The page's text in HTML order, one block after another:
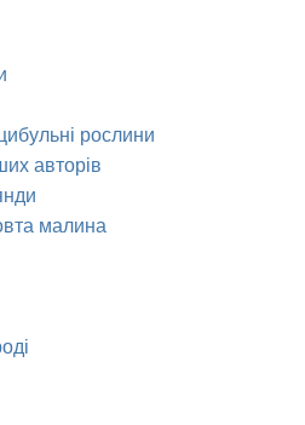
рослини
авторів
малина